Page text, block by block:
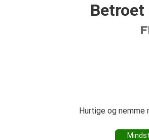
Betroet
Hurtige og nemme